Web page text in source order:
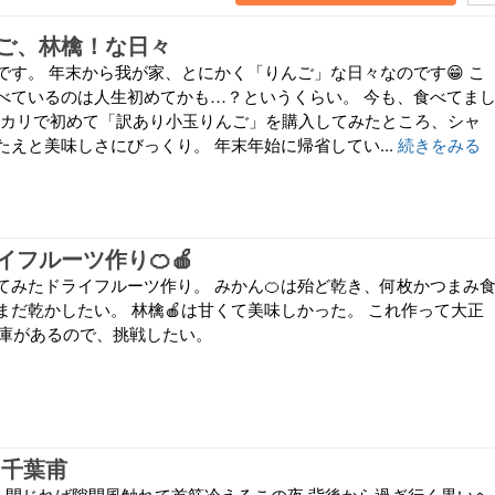
、林檎！な日々
す。 年末から我が家、とにかく「りんご」な日々なのです😁 こ
ているのは人生初めてかも…？というくらい。 今も、食べてまし
リで初めて「訳あり小玉りんご」を購入してみたところ、シャ
えと美味しさにびっくり。 年末年始に帰省してい... 続きをみる
フルーツ作り🍊🍎
みたドライフルーツ作り。 みかん🍊は殆ど乾き、何枚かつまみ食
だ乾かしたい。 林檎🍎は甘くて美味しかった。 これ作って大正
あるので、挑戦したい。
葉甫